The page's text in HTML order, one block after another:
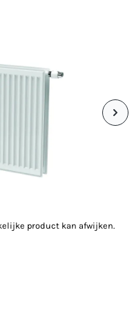
product kan afwijken.